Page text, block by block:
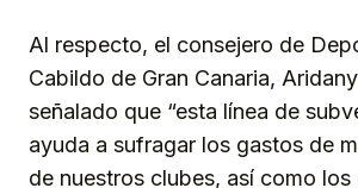
Al respecto, el consejero de
Cabildo de Gran Canaria,
señalado que “esta línea de
ayuda a sufragar los gastos de
de nuestros clubes, así como